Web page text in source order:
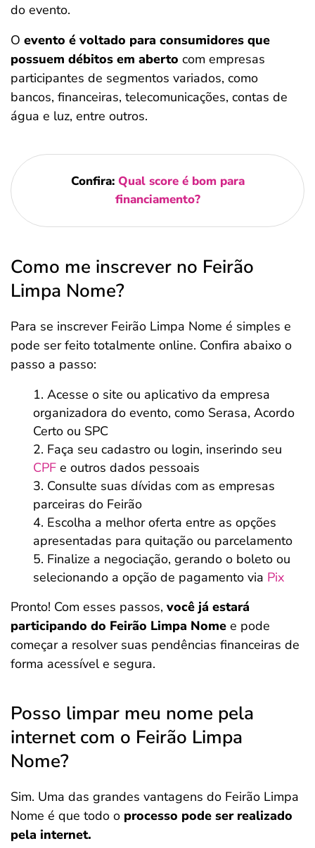
do evento.
O evento é voltado para consumidores que
possuem débitos em aberto com empresas
participantes de segmentos variados, como
bancos, financeiras, telecomunicações, contas de
água e luz, entre outros.
Confira: Qual score é bom para
financiamento?
Como me inscrever no Feirão
Limpa Nome?
Para se inscrever Feirão Limpa Nome é simples e
pode ser feito totalmente online. Confira abaixo o
passo a passo:
Acesse o site ou aplicativo da empresa
organizadora do evento, como Serasa, Acordo
Certo ou SPC
Faça seu cadastro ou login, inserindo seu
CPF e outros dados pessoais
Consulte suas dívidas com as empresas
parceiras do Feirão
Escolha a melhor oferta entre as opções
apresentadas para quitação ou parcelamento
Finalize a negociação, gerando o boleto ou
selecionando a opção de pagamento via Pix
Pronto! Com esses passos, você já estará
participando do Feirão Limpa Nome e pode
começar a resolver suas pendências financeiras de
forma acessível e segura.
Posso limpar meu nome pela
internet com o Feirão Limpa
Nome?
Sim. Uma das grandes vantagens do Feirão Limpa
Nome é que todo o processo pode ser realizado
pela internet.